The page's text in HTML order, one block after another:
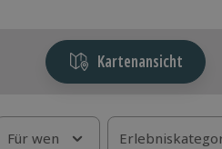
Kartenansicht
Für wen